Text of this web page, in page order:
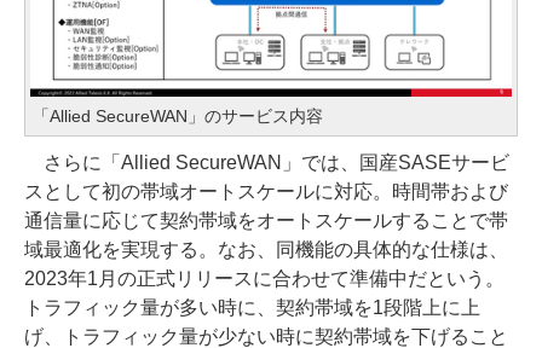
「Allied SecureWAN」のサービス内容
さらに「Allied SecureWAN」では、国産SASEサービ
スとして初の帯域オートスケールに対応。時間帯および
通信量に応じて契約帯域をオートスケールすることで帯
域最適化を実現する。なお、同機能の具体的な仕様は、
2023年1月の正式リリースに合わせて準備中だという。
トラフィック量が多い時に、契約帯域を1段階上に上
げ、トラフィック量が少ない時に契約帯域を下げること